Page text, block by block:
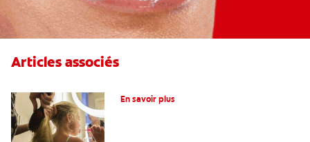
Articles associés
En savoir plus